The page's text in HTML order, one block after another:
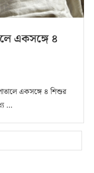
একসঙ্গে ৪
একসঙ্গে ৪ শিশুর
…